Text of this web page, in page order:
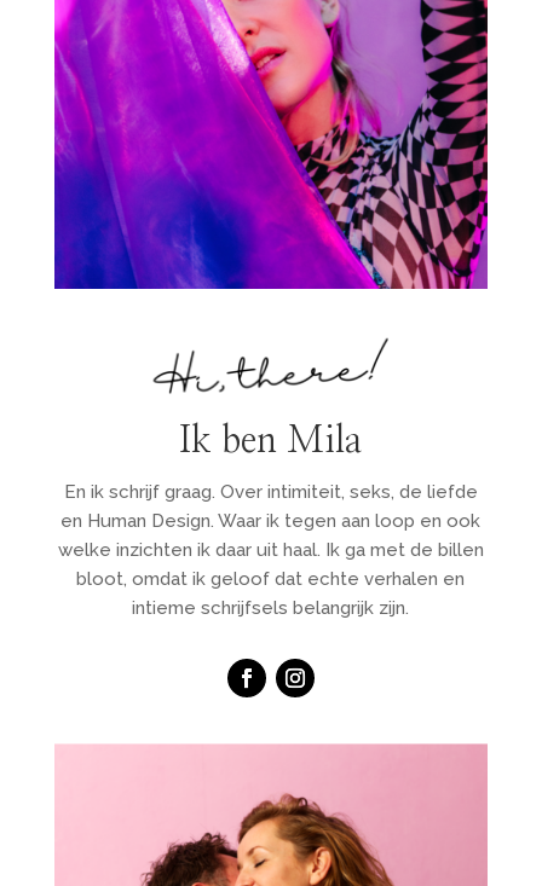
Ik ben Mila
En ik schrijf graag. Over intimiteit, seks, de liefde
en Human Design. Waar ik tegen aan loop en ook
welke inzichten ik daar uit haal. Ik ga met de billen
bloot, omdat ik geloof dat echte verhalen en
intieme schrijfsels belangrijk zijn.